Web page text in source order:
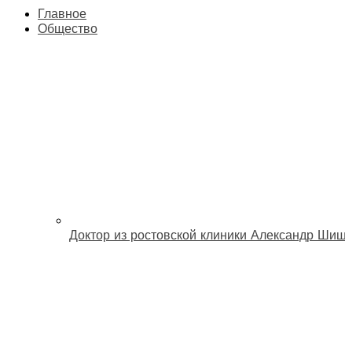
Главное
Общество
Доктор из ростовской клиники Александр